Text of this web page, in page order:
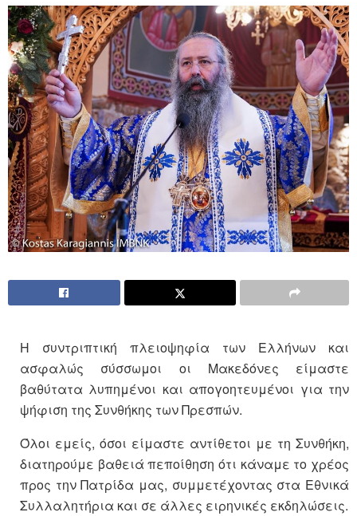
Η συντριπτική πλειοψηφία των Ελλήνων και
ασφαλώς σύσσωμοι οι Μακεδόνες είμαστε
βαθύτατα λυπημένοι και απογοητευμένοι για την
ψήφιση της Συνθήκης των Πρεσπών.
Όλοι εμείς, όσοι είμαστε αντίθετοι με τη Συνθήκη,
διατηρούμε βαθειά πεποίθηση ότι κάναμε το χρέος
προς την Πατρίδα μας, συμμετέχοντας στα Εθνικά
Συλλαλητήρια και σε άλλες ειρηνικές εκδηλώσεις.